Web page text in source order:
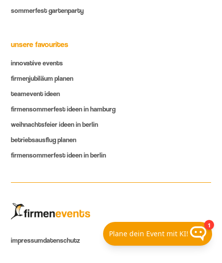
sommerfest gartenparty
unsere favourites
innovative events
firmenjubiläum planen
teamevent ideen
firmensommerfest ideen in hamburg
weihnachtsfeier ideen in berlin
betriebsausflug planen
firmensommerfest ideen in berlin
impressumdatenschutz